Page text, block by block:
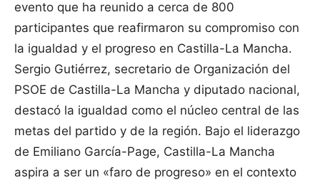
evento que ha reunido a cerca de 800
participantes que reafirmaron su compromiso con
la igualdad y el progreso en Castilla-La Mancha.
Sergio Gutiérrez, secretario de Organización del
PSOE de Castilla-La Mancha y diputado nacional,
destacó la igualdad como el núcleo central de las
metas del partido y de la región. Bajo el liderazgo
de Emiliano García-Page, Castilla-La Mancha
aspira a ser un «faro de progreso» en el contexto